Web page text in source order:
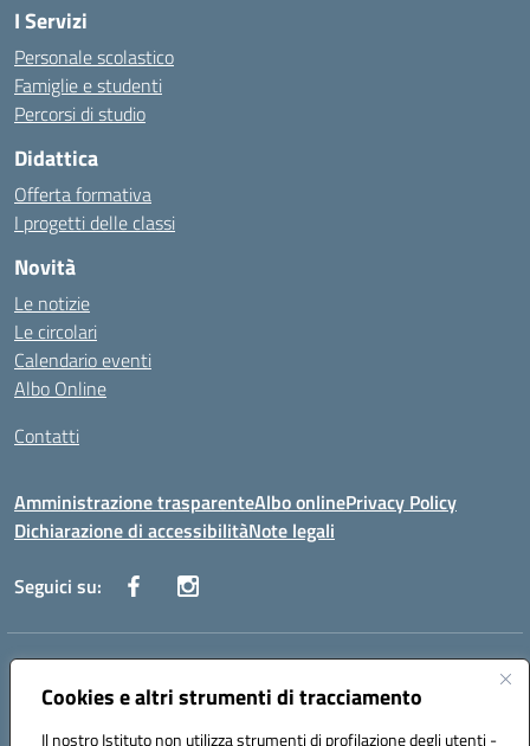
Cookies e altri strumenti di tracciamento
Il nostro Istituto non utilizza strumenti di profilazione degli utenti -
I Servizi
Personale scolastico
Famiglie e studenti
Percorsi di studio
Didattica
Offerta formativa
I progetti delle classi
Novità
Le notizie
Le circolari
Calendario eventi
Albo Online
Contatti
Amministrazione trasparenteAlbo onlinePrivacy Policy
Dichiarazione di accessibilitàNote legali
Seguici su:
Indirizzo:
Centralino:0881636571 Email:fgps040004@istruzione.it